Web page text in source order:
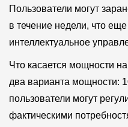
Пользователи могут
в течение недели, что
интеллектуальное
Что касается мощности
два варианта мощности:
пользователи могут
фактическими